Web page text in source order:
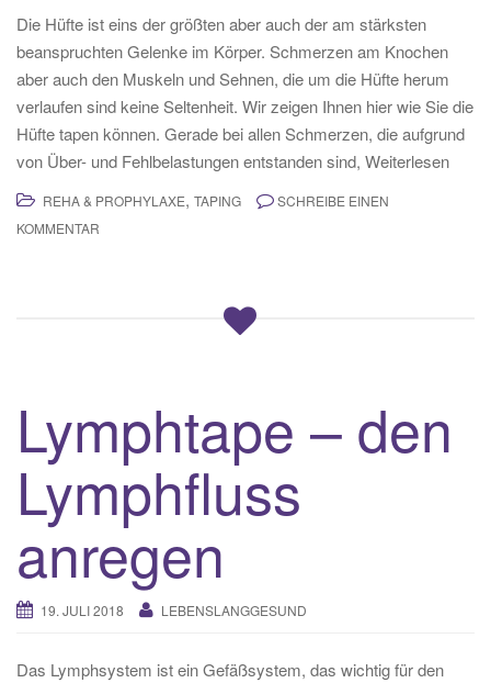
Die Hüfte ist eins der größten aber auch der am stärksten
beanspruchten Gelenke im Körper. Schmerzen am Knochen
aber auch den Muskeln und Sehnen, die um die Hüfte herum
verlaufen sind keine Seltenheit. Wir zeigen Ihnen hier wie Sie die
Hüfte tapen können. Gerade bei allen Schmerzen, die aufgrund
von Über- und Fehlbelastungen entstanden sind, Weiterlesen
REHA & PROPHYLAXE, TAPING
SCHREIBE EINEN
KOMMENTAR
Lymphtape – den
Lymphfluss
anregen
19. JULI 2018 LEBENSLANGGESUND
Das Lymphsystem ist ein Gefäßsystem, das wichtig für den